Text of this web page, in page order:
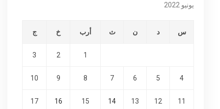
يونيو 2022
س د ن ث أرب خ ج
1
2
3
4
5
6
7
8
9
10
11
12
13
14
15
16
17